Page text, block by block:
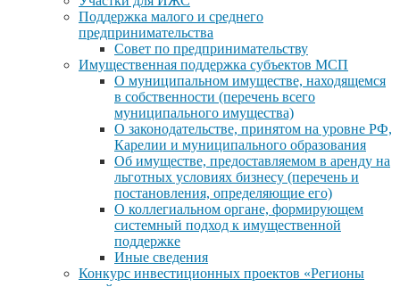
Поддержка малого и среднего
предпринимательства
Совет по предпринимательству
Имущественная поддержка субъектов МСП
О муниципальном имуществе, находящемся
в собственности (перечень всего
муниципального имущества)
О законодательстве, принятом на уровне РФ,
Карелии и муниципального образования
Об имуществе, предоставляемом в аренду на
льготных условиях бизнесу (перечень и
постановления, определяющие его)
О коллегиальном органе, формирующем
системный подход к имущественной
поддержке
Иные сведения
Конкурс инвестиционных проектов «Регионы